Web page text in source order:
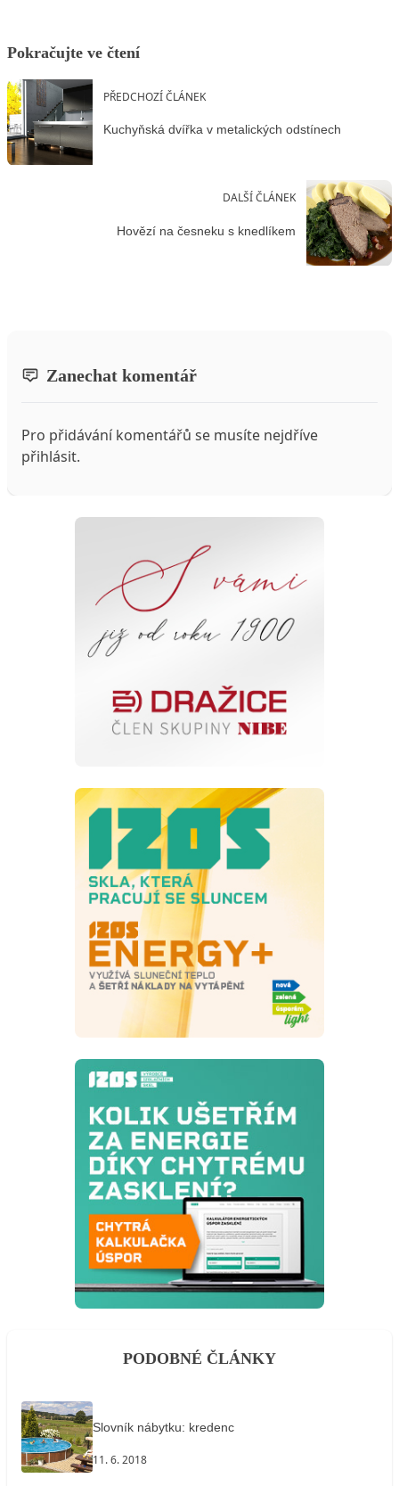
Pokračujte ve čtení
PŘEDCHOZÍ ČLÁNEK
Kuchyňská dvířka v metalických odstínech
DALŠÍ ČLÁNEK
Hovězí na česneku s knedlíkem
Zanechat komentář
Pro přidávání komentářů se musíte nejdříve
přihlásit.
PODOBNÉ ČLÁNKY
Slovník nábytku: kredenc
11. 6. 2018